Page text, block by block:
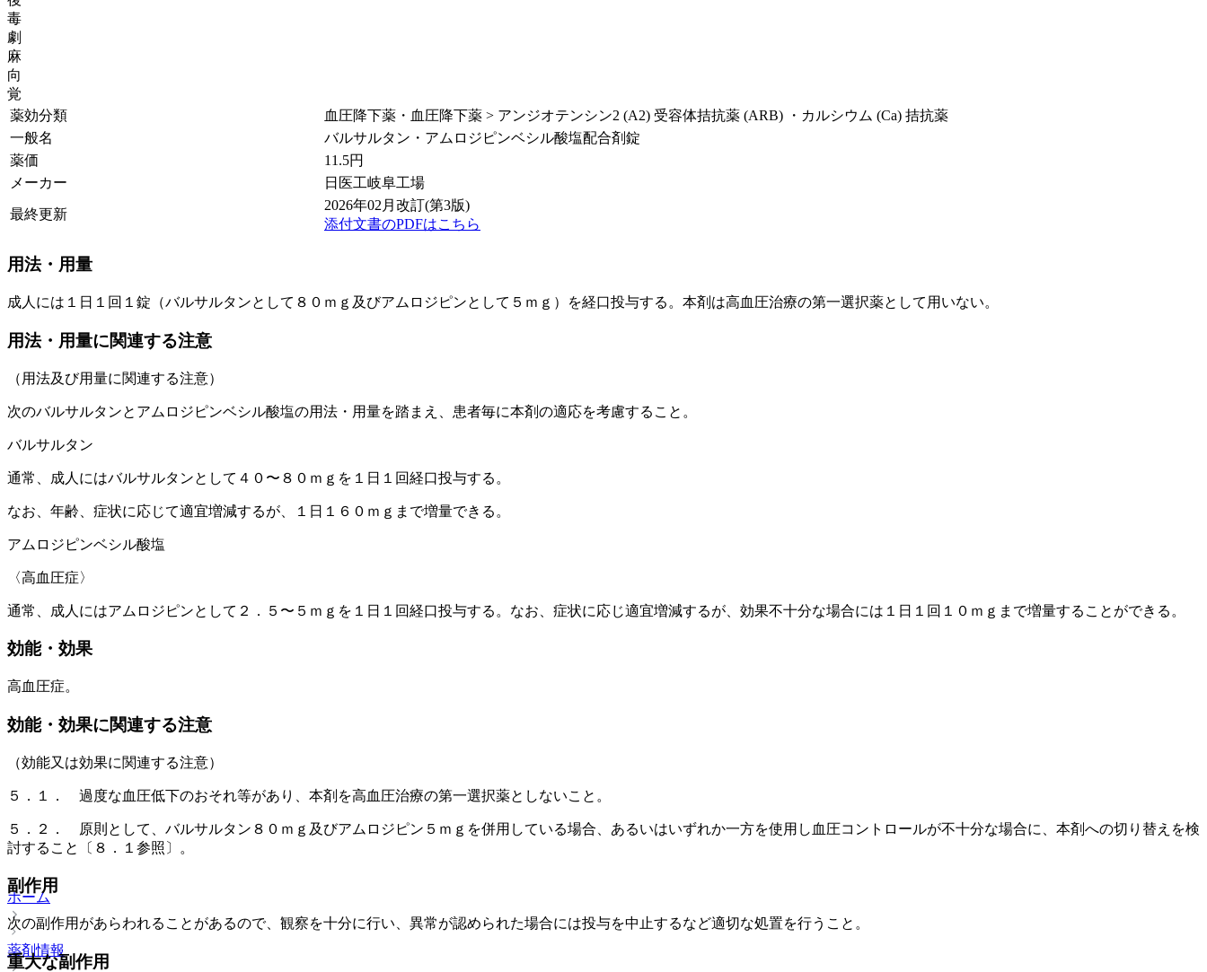
毒
劇
麻
向
覚
薬効分類
血圧降下薬・血圧降下薬 > アンジオテンシン2 (A2) 受容体拮抗薬 (ARB) ・カルシウム (Ca) 拮抗薬
一般名
バルサルタン・アムロジピンベシル酸塩配合剤錠
薬価
11.5円
メーカー
日医工岐阜工場
最終更新
2026年02月改訂(第3版)
添付文書のPDFはこちら
用法・用量
成人には１日１回１錠（バルサルタンとして８０ｍｇ及びアムロジピンとして５ｍｇ）を経口投与する。本剤は高血圧治療の第一選択薬として用いない。
用法・用量に関連する注意
（用法及び用量に関連する注意）
次のバルサルタンとアムロジピンベシル酸塩の用法・用量を踏まえ、患者毎に本剤の適応を考慮すること。
バルサルタン
通常、成人にはバルサルタンとして４０〜８０ｍｇを１日１回経口投与する。
なお、年齢、症状に応じて適宜増減するが、１日１６０ｍｇまで増量できる。
アムロジピンベシル酸塩
〈高血圧症〉
通常、成人にはアムロジピンとして２．５〜５ｍｇを１日１回経口投与する。なお、症状に応じ適宜増減するが、効果不十分な場合には１日１回１０ｍｇまで増量することができる。
効能・効果
高血圧症。
効能・効果に関連する注意
（効能又は効果に関連する注意）
５．１． 過度な血圧低下のおそれ等があり、本剤を高血圧治療の第一選択薬としないこと。
５．２． 原則として、バルサルタン８０ｍｇ及びアムロジピン５ｍｇを併用している場合、あるいはいずれか一方を使用し血圧コントロールが不十分な場合に、本剤への切り替えを検
討すること〔８．１参照〕。
副作用
次の副作用があらわれることがあるので、観察を十分に行い、異常が認められた場合には投与を中止するなど適切な処置を行うこと。
重大な副作用
ホーム
薬剤情報